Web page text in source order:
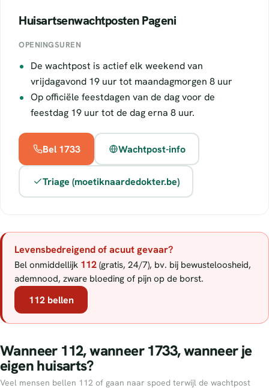
Huisartsenwachtposten Pageni
OPENINGSUREN
De wachtpost is actief elk weekend van
vrijdagavond 19 uur tot maandagmorgen 8 uur
Op officiële feestdagen van de dag voor de
feestdag 19 uur tot de dag erna 8 uur.
Bel 1733 Wachtpost-info
Triage (moetiknaardedokter.be)
Levensbedreigend of acuut gevaar?
Bel onmiddellijk 112 (gratis, 24/7), bv. bij bewusteloosheid,
ademnood, zware bloeding of pijn op de borst.
112 bellen
Wanneer 112, wanneer 1733, wanneer je
eigen huisarts?
Veel mensen bellen 112 of gaan naar spoed terwijl de wachtpost